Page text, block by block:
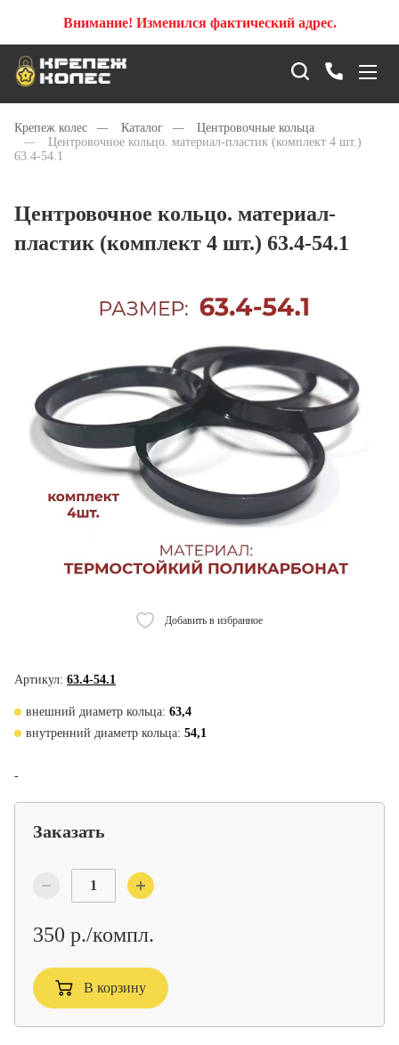
Внимание! Изменился фактический адрес.
Крепеж колес — Каталог —
Центровочные кольца
—
Центровочное кольцо. материал-пластик (комплект 4 шт.)
63.4-54.1
Центровочное кольцо. материал-
пластик (комплект 4 шт.) 63.4-54.1
Добавить в избранное
Артикул: 63.4-54.1
внешний диаметр кольца: 63,4
внутренний диаметр кольца: 54,1
-
Заказать
350 р./компл.
В корзину